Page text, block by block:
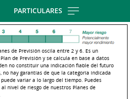
Skip
main
contentt
PARTICULARES
de Previsión oscila entre 2 y 6. Es un
de Previsión y se calcula en base a datos
no constituir una indicación fiable del futuro
no hay garantías de que la categoría indicada
variar a lo largo del tiempo. Puedes
nivel de riesgo de nuestros Planes de